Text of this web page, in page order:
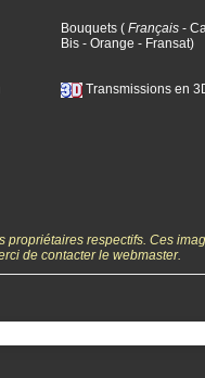
Bouquets ( Français -
Bis - Orange - Fransat)
Transmissions en
respectifs. Ces
de contacter le webmaster.